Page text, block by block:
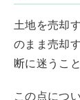
土地を売却
のまま売却
断に迷うこ
この点につ